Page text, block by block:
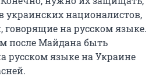
украинских националистов,
на русском языке.
после Майдана быть
русском языке на Украине